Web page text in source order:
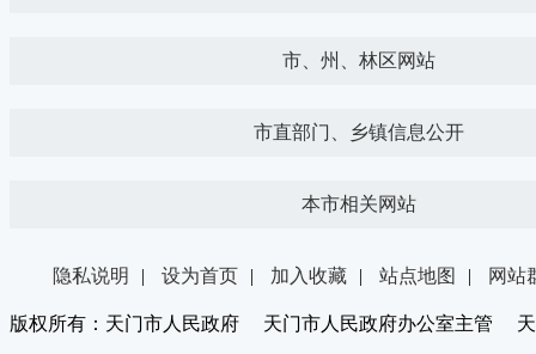
市、州、林区网站
市直部门、乡镇信息公开
本市相关网站
隐私说明 | 设为首页 | 加入收藏 | 站点地图 | 网站
版权所有：天门市人民政府 天门市人民政府办公室主管 天